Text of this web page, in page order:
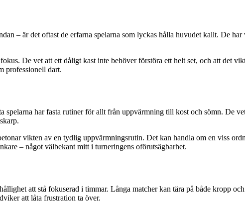
– är det oftast de erfarna spelarna som lyckas hålla huvudet kallt. De
De vet att ett dåligt kast inte behöver förstöra ett helt set, och att det
professionell dart.
har fasta rutiner för allt från uppvärmning till kost och sömn. De
vikten av en tydlig uppvärmningsrutin. Det kan handla om en viss
– något välbekant mitt i turneringens oförutsägbarhet.
att stå fokuserad i timmar. Långa matcher kan tära på både kropp
att låta frustration ta över.